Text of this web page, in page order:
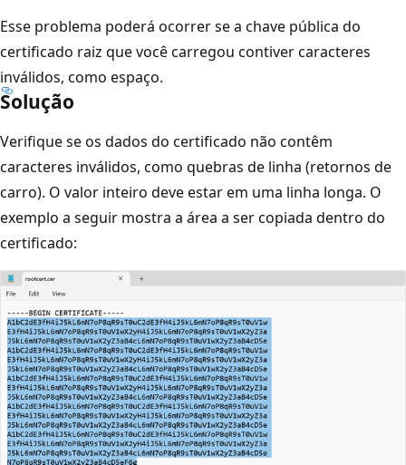
Esse problema poderá ocorrer se a chave pública do
certificado raiz que você carregou contiver caracteres
inválidos, como espaço.
Solução
Verifique se os dados do certificado não contêm
caracteres inválidos, como quebras de linha (retornos de
carro). O valor inteiro deve estar em uma linha longa. O
exemplo a seguir mostra a área a ser copiada dentro do
certificado: